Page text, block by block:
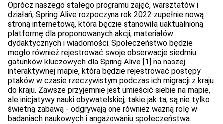
Oprócz naszego stałego programu zajęć, warsztatów i
działań, Spring Alive rozpoczyna rok 2022 zupełnie nową
stroną internetową, która będzie stanowiła uaktualnioną
platformę dla proponowanych akcji, materiałów
dydaktycznych i wiadomości. Społeczeństwo będzie
mogło również rejestrować swoje obserwacje siedmiu
gatunków kluczowych dla Spring Alive [1] na naszej
interaktywnej mapie, która będzie rejestrować postępy
ptaków w czasie rzeczywistym podczas ich migracji z kraju
do kraju. Zawsze przyjemnie jest umieścić siebie na mapie,
ale inicjatywy nauki obywatelskiej, takie jak ta, są nie tylko
świetną zabawą - odgrywają one również ważną rolę w
badaniach naukowych i angażowaniu społeczeństwa.